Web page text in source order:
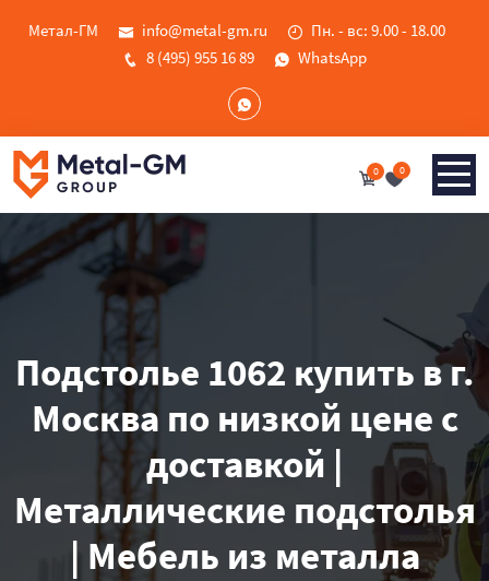
Метал-ГМ info@metal-gm.ru
Пн. - вс: 9.00 - 18.00
8 (495) 955 16 89
WhatsApp
0 0
Подстолье 1062 купить в г.
Москва по низкой цене с
доставкой |
Металлические подстолья
| Мебель из металла